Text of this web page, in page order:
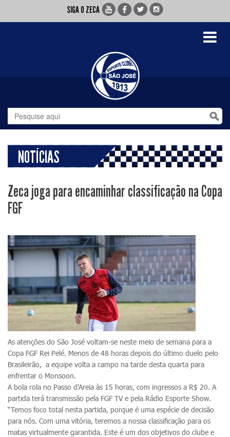
SIGA O ZECA
Toggle
NOTÍCIAS
Zeca joga para encaminhar classificação na Copa
FGF
As atenções do São José voltam-se neste meio de semana para a
Copa FGF Rei Pelé. Menos de 48 horas depois do último duelo pelo
Brasileirão, a equipe volta a campo na tarde desta quarta para
enfrentar o Monsoon.
A bola rola no Passo d'Areia às 15 horas, com ingressos a R$ 20. A
partida terá transmissão pela FGF TV e pela Rádio Esporte Show.
“Temos foco total nesta partida, porque é uma espécie de decisão
para nós. Com uma vitória, teremos a nossa classificação para os
matas virtualmente garantida. Este é um dos objetivos do clube e